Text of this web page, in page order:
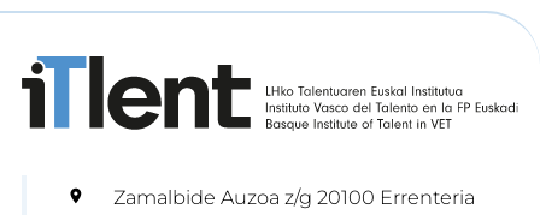
Zamalbide Auzoa z/g 20100 Errenteria